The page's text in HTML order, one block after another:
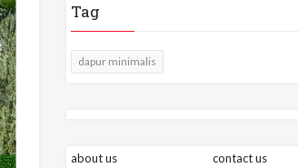
Tag
dapur minimalis
about us
contact us